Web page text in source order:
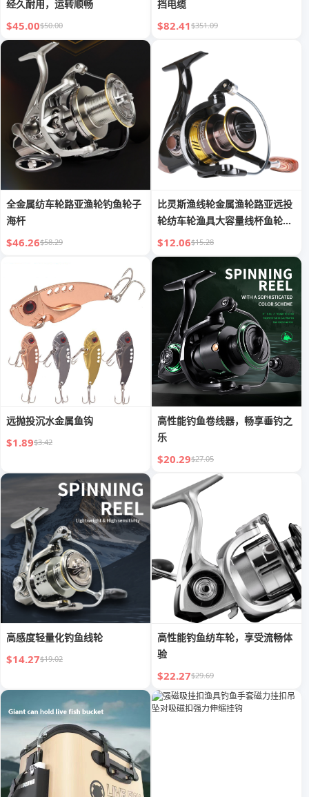
经久耐用，运转顺畅
$45.00$50.00
挡电缆
$82.41$351.09
全金属纺车轮路亚渔轮钓鱼轮子
海杆
$46.26$58.29
比灵斯渔线轮金属渔轮路亚远投
轮纺车轮渔具大容量线杯鱼轮批
发
$12.06$15.28
远抛投沉水金属鱼钩
$1.89$3.42
高性能钓鱼卷线器，畅享垂钓之
乐
$20.29$27.05
高感度轻量化钓鱼线轮
$14.27$19.02
高性能钓鱼纺车轮，享受流畅体
验
$22.27$29.69